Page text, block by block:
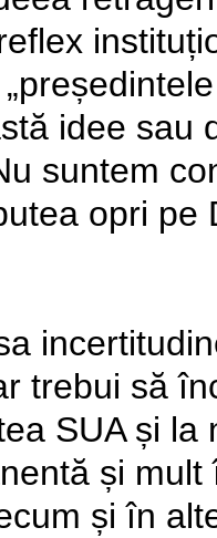
idee sau
suntem
opri pe
trebui să
SUA și
și
și în